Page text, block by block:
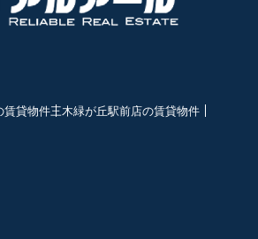
賃貸物件三木緑が丘駅前店の賃貸物件